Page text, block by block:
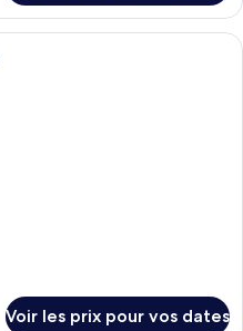
Une chambre d’hôtel moderne avec
Voir les prix pour vos dates